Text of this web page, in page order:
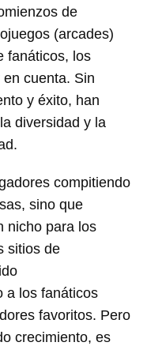
de
(arcades)
fanáticos, los
cuenta. Sin
y éxito, han
diversidad y la
compitiendo
sino que
nicho para los
sitios de
a los fanáticos
favoritos. Pero
crecimiento, es